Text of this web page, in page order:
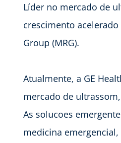
Líder no mercado de
crescimento
Group (MRG).
Atualmente, a GE
mercado de
As solucoes
medicina